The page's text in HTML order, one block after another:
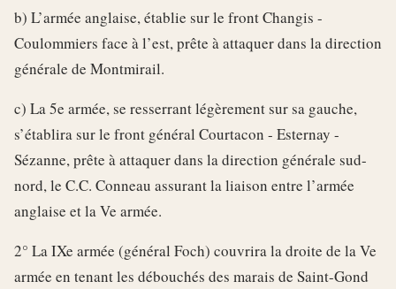
b) L’armée anglaise, établie sur le front Changis -
Coulommiers face à l’est, prête à attaquer dans la direction
générale de Montmirail.
c) La 5e armée, se resserrant légèrement sur sa gauche,
s’établira sur le front général Courtacon - Esternay -
Sézanne, prête à attaquer dans la direction générale sud-
nord, le C.C. Conneau assurant la liaison entre l’armée
anglaise et la Ve armée.
2° La IXe armée (général Foch) couvrira la droite de la Ve
armée en tenant les débouchés des marais de Saint-Gond